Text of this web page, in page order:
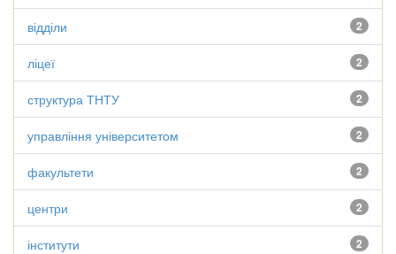
2
відділи
2
ліцеї
2
структура ТНТУ
2
управління університетом
2
факультети
2
центри
2
інститути